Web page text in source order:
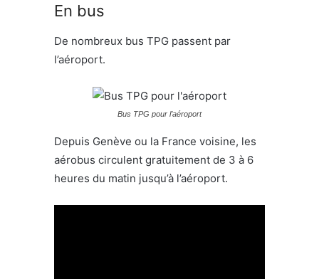
En bus
De nombreux bus TPG passent par
l’aéroport.
Bus TPG pour l’aéroport
Depuis Genève ou la France voisine, les
aérobus circulent gratuitement de 3 à 6
heures du matin jusqu’à l’aéroport.